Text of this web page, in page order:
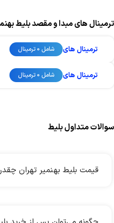
ترمینال های مبدا و مقصد بلیط
ترمینال های شامل 0 ترمینال
ترمینال های شامل 0 ترمینال
سوالات متداول بلیط
قیمت بلیط بهنمیر تهران